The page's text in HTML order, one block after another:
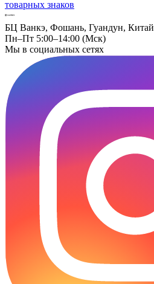
товарных знаков
БЦ Ванкэ, Фошань, Гуандун, Китай
Пн–Пт 5:00–14:00 (Мск)
Мы в социальных сетях